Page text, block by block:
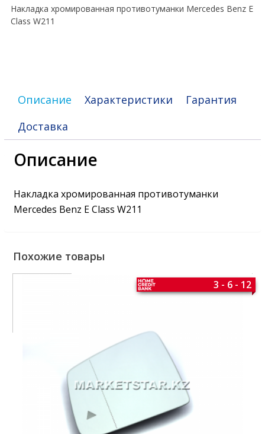
E
Class
Накладка хромированная противотуманки Mercedes Benz E
Class W211
Описание Характеристики
Гарантия
Доставка
Описание
Накладка хромированная противотуманки
Mercedes Benz E Class W211
Похожие товары
3 - 6 - 12